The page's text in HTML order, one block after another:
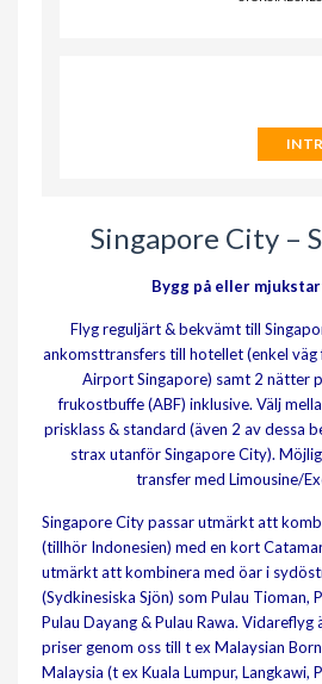
Singapore City –
Bygg på eller
Flyg reguljärt & bekvämt till
ankomsttransfers till hotellet (enkel väg
Airport Singapore) samt 2 nätter
frukostbuffe (ABF) inklusive. Välj
prisklass & standard (även 2 av dessa
strax utanför Singapore City).
transfer med Limousine/
Singapore City passar utmärkt att
(tillhör Indonesien) med en kort
utmärkt att kombinera med öar i
(Sydkinesiska Sjön) som Pulau Tioman,
Pulau Dayang & Pulau Rawa.
priser genom oss till t ex Malaysian
Malaysia (t ex Kuala Lumpur, Langkawi,